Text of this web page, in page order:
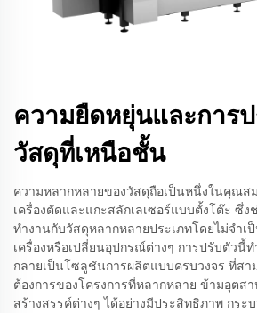
ความยืดหยุ่นและการ
วัสดุที่เหนือชั้น
ความหลากหลายของวัสดุถือเป็นหนึ่งในคุณ
เครื่องตัดและแกะสลักเลเซอร์แบบตั้งโต๊ะ ซึ่
ทำงานกับวัสดุหลากหลายประเภทโดยไม่จำเ
เครื่องหรือเปลี่ยนอุปกรณ์ต่างๆ การปรับตัวนี้ท
กลายเป็นโซลูชันการผลิตแบบครบวงจร ที่สา
ต้องการของโครงการที่หลากหลาย ข้ามอุตส
สร้างสรรค์ต่างๆ ได้อย่างมีประสิทธิภาพ กระ